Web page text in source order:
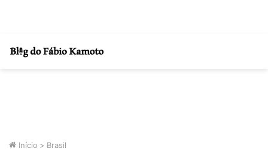
Início > Brasil